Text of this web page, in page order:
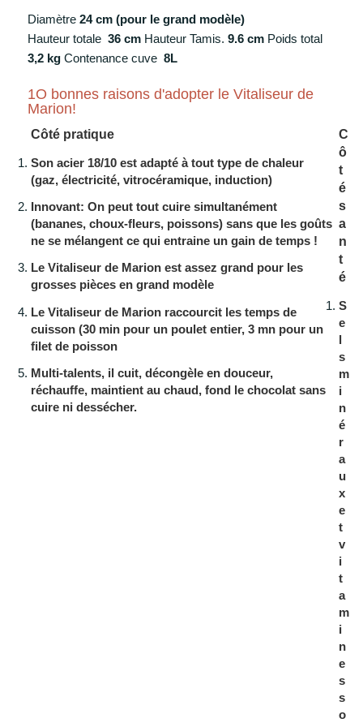
Diamètre 24 cm (pour le grand modèle)
Hauteur totale 36 cm Hauteur Tamis. 9.6 cm Poids total
3,2 kg Contenance cuve 8L
1O bonnes raisons d'adopter le Vitaliseur de
Marion!
Côté pratique
Son acier 18/10 est adapté à tout type de chaleur
(gaz, électricité, vitrocéramique, induction)
Innovant: On peut tout cuire simultanément
(bananes, choux-fleurs, poissons) sans que les goûts
ne se mélangent ce qui entraine un gain de temps !
Le Vitaliseur de Marion est assez grand pour les
grosses pièces en grand modèle
Le Vitaliseur de Marion raccourcit les temps de
cuisson (30 min pour un poulet entier, 3 mn pour un
filet de poisson
Multi-talents, il cuit, décongèle en douceur,
réchauffe, maintient au chaud, fond le chocolat sans
cuire ni dessécher.
C
ô
t
é
s
a
n
t
é
S
e
l
s
m
i
n
é
r
a
u
x
e
t
v
i
t
a
m
i
n
e
s
s
o